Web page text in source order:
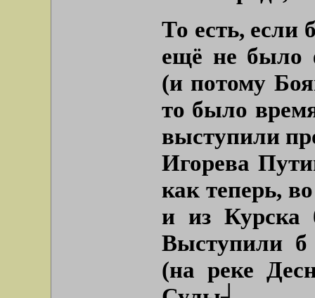
То есть, если
ещё не было
(и потому
то было
выступили
Игорева
как теперь,
и из Курска
Выступили б
(на реке